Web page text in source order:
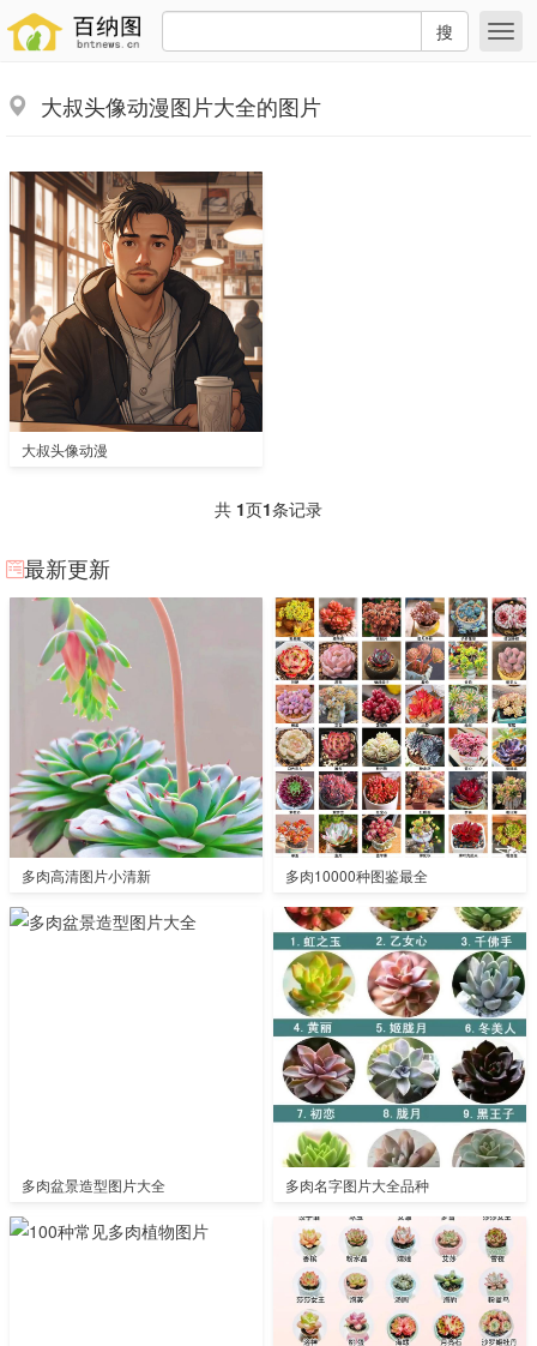
搜
大叔头像动漫图片大全的图片
大叔头像动漫
共 1页1条记录
最新更新
多肉高清图片小清新 多肉10000种图鉴最全
多肉盆景造型图片大全 多肉名字图片大全品种